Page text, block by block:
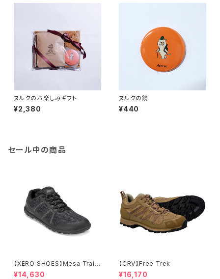
ヌルクのお楽しみギフト
¥2,380
ヌルクの鏡
¥440
セール中の商品
【XERO SHOES】Mesa Trail
WP (ブラック)
¥14,630
【CRV】Free Trek
¥16,170